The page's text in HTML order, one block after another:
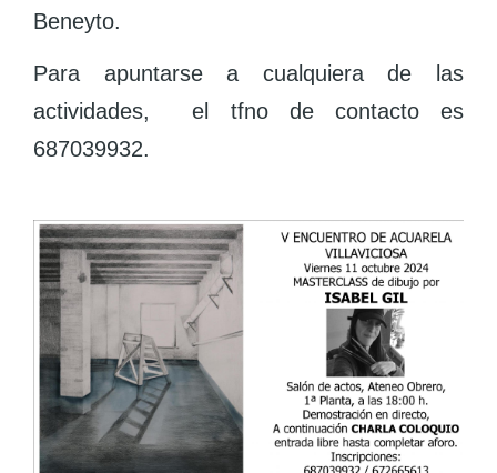
Beneyto.
Para apuntarse a cualquiera de las
actividades, el tfno de contacto es
687039932.